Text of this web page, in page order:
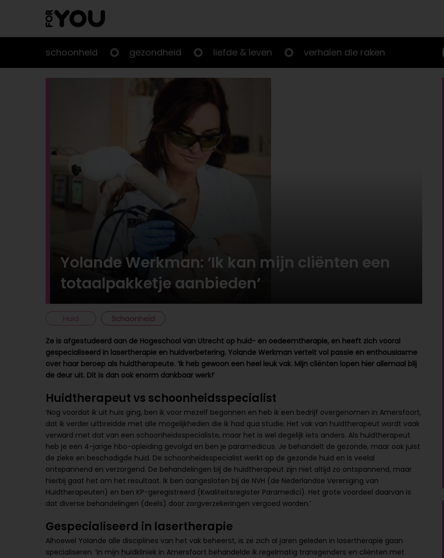
schoonheid gezondheid liefde & leven verhalen die raken
Yolande Werkman: ‘Ik kan mijn cliënten een
totaalpakketje aanbieden’
Huid Schoonheid
Ze is afgestudeerd aan de Hogeschool van Utrecht op huid- en oedeemtherapie, en heeft zich vooral
gespecialiseerd in lasertherapie en huidverbetering. Yolande Werkman vertelt vol passie en enthousiasme
over haar beroep als huidtherapeute. ‘Ik heb gewoon een heel leuk vak. Mijn cliënten lopen hier allemaal blij
de deur uit. Dit is dan ook enorm dankbaar werk!’
Huidtherapeut vs schoonheidsspecialist
‘Nog voordat ik uit huis ging, ben ik voor mezelf begonnen en heb ik een bedrijf overgenomen in Amersfoort,
dat ik verder uitbreidde met alle mogelijkheden die ik had qua studie. Het vak van huidtherapeut wordt vaak
verward met dat van een schoonheidsspecialiste, maar het is wel degelijk iets anders. Als huidtherapeut
heb je een 4-jarige hbo-opleiding gevolgd en ben je paramedicus. Je behandelt de gezonde, maar ook juist
de zieke en beschadigde huid. De schoonheidsspecialist werkt op de gezonde huid en is veelal
ontspannend en verzorgend. De behandelingen bij de huidtherapeut zijn niet altijd zo ontspannend, maar
hierbij gaat het om het resultaat. Ik ben aangesloten bij de NVH (de Nederlandse Vereniging van
Huidtherapeuten) en ben KP-geregistreerd (Kwaliteitsregister Paramedici). Het grote voordeel daarvan is
dat diverse behandelingen (deels) door zorgverzekeringen vergoed worden.’
Gespecialiseerd in lasertherapie
Alhoewel Yolande alle disciplines van het vak beheerst, is ze zich al jaren geleden in lasertherapie gaan
specialiseren. ‘In mijn huidkliniek in Amersfoort behandelde ik regelmatig transgenders en cliënten met